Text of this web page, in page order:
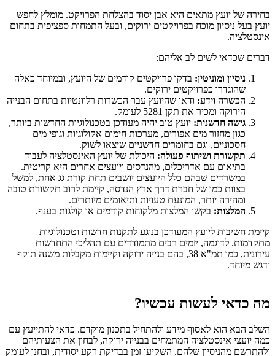
בחירה של יועץ מתאים היא אבן יסוד בהצלחת הפרויקט. מומלץ לחפש
יועץ בעל ניסיון מוכח בפרויקטים ירוקים, ובעל התמחות ספציפית בתחום
אינסטלציה.
דברים שכדאי לשים לב אליהם:
ניסיון ומוניטין: בדקו פרויקטים קודמים של היועץ, ובמיוחד כאלה
שהוגדרו כפרויקטים ירוקים.
הכשרה וידע: ודאו שהיועץ עבר הכשרות רלוונטיות בתחום הבנייה
הירוקה ומכיר את תקן 5281 לעומק.
גישה חדשנית: יועץ טוב יהיה מעודכן בטכנולוגיות החדשות ביותר,
כגון מחזור מים אפורים, מערכות חימום אקולוגיות וגופי מים
חסכוניים, וגם בחומרים חדשניים שיצאו לשוק.
תקשורת ושיתוף פעולה: היכולת של יועץ האינסטלציה לעבוד
בתיאום עם אדריכלים, מהנדסים ויועצים אחרים היא קריטית.
במשרדים שבהם כלל היועצים יושבים תחת קורת גג אחת, למשל
בצוות כמו של חברת דרך ארץ הנדסה, קיימת לרוב תקשורת טובה
ומהירה יותר, המונעת טעויות ותיאומים מיותרים.
המלצות: בקשו המלצות מלקוחות קודמים או קולגות בענף.
קיימת חשיבות ליועץ המעודכן בנוגע לתקנות חדשות וטכנולוגיות
מתקדמות. לדוגמה, יזמים רבים מתמודדים עם תהליכי התחדשות
עירונית, כמו תמ"א 38, בהם בנייה ירוקה וקיימות מקבלות משנה תוקף
ודגש מיוחד.
מה כדאי לעשות עכשיו?
השלב הבא הוא לאסוף מידע ולהתחיל בתכנון מוקדם. כדאי להתייעץ עם
כמה יועצי אינסטלציה המתמחים בבנייה ירוקה, לבחון את הצעותיהם
ולהתרשם מהניסיון שלהם. השקיעו זמן בבדיקת רקע יסודית, ובחנו לעומק